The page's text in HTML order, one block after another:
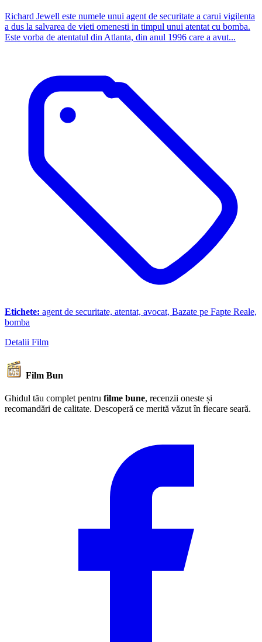
Richard Jewell este numele unui agent de securitate a carui vigilenta
a dus la salvarea de vieti omenesti in timpul unui atentat cu bomba.
Este vorba de atentatul din Atlanta, din anul 1996 care a avut...
Etichete: agent de securitate, atentat, avocat, Bazate pe Fapte Reale,
bomba
Detalii Film
Film Bun
Ghidul tău complet pentru filme bune, recenzii oneste și
recomandări de calitate. Descoperă ce merită văzut în fiecare seară.